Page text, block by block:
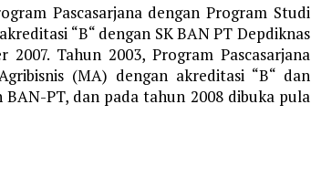
Pascasarjana dengan Program Studi
“B“ dengan SK BAN PT Depdiknas
Tahun 2003, Program Pascasarjana
(MA) dengan akreditasi “B“ dan
PT, dan pada tahun 2008 dibuka pula